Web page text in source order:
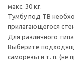
макс. 30 кг.
Тумбу под ТВ
прилагающегося
Для различного
Выберите
саморезы и т. п. (не